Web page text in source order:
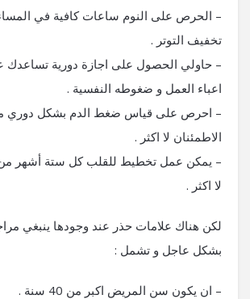
– الحرص على النوم ساعات كافية في
تخفيف التوتر .
– حاولي الحصول على اجازة دورية
اعباء العمل و ضغوطه النفسية .
– احرص على قياس ضغط الدم بشكل دوري
الاطمئنان لا اكثر .
– يمكن عمل تخطيط للقلب كل ستة أشهر من
لا اكثر .
لكن هناك علامات حذر عند وجودها ينبغي
بشكل عاجل و تشمل :
– ان يكون سن المريض اكبر من 40 سنة .